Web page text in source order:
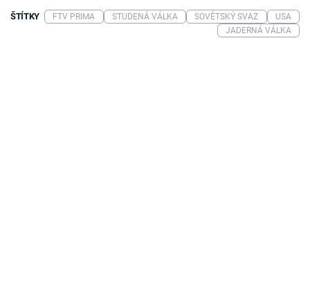
ŠTÍTKY FTV PRIMA STUDENÁ VÁLKA SOVĚTSKÝ SVAZ
USA
JADERNÁ VÁLKA